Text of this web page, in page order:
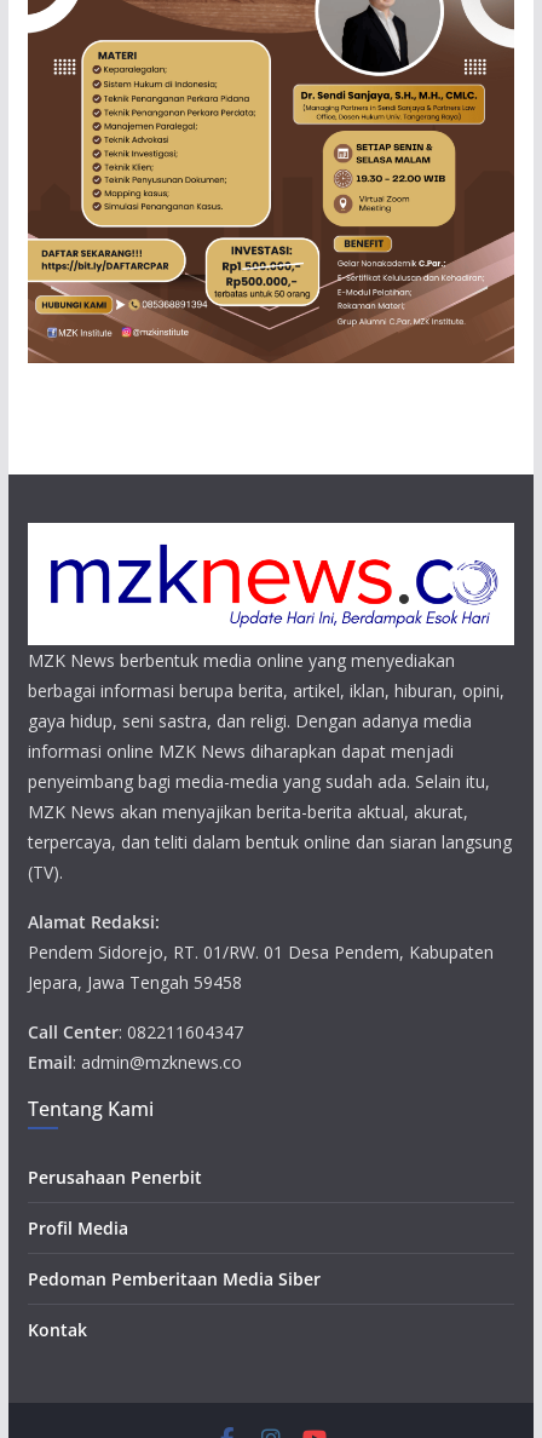
MZK News berbentuk media online yang menyediakan
berbagai informasi berupa berita, artikel, iklan, hiburan, opini,
gaya hidup, seni sastra, dan religi. Dengan adanya media
informasi online MZK News diharapkan dapat menjadi
penyeimbang bagi media-media yang sudah ada. Selain itu,
MZK News akan menyajikan berita-berita aktual, akurat,
terpercaya, dan teliti dalam bentuk online dan siaran langsung
(TV).
Alamat Redaksi:
Pendem Sidorejo, RT. 01/RW. 01 Desa Pendem, Kabupaten
Jepara, Jawa Tengah 59458
Call Center: 082211604347
Email: admin@mzknews.co
Tentang Kami
Perusahaan Penerbit
Profil Media
Pedoman Pemberitaan Media Siber
Kontak